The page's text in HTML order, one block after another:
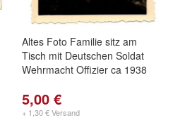
Altes Foto Familie sitz am
Tisch mit Deutschen Soldat
Wehrmacht Offizier ca 1938
5,00 €
+ 1,30 € Versand